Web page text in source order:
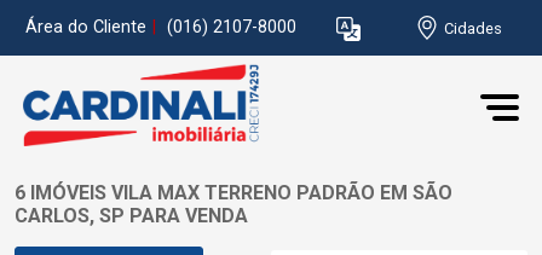
Área do Cliente (016) 2107-8000 Cidades
6 IMÓVEIS VILA MAX TERRENO PADRÃO EM SÃO
CARLOS, SP PARA VENDA